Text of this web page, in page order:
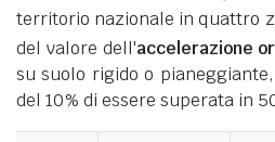
territorio nazionale in quattro
del valore dell'accelerazione
su suolo rigido o
del 10% di essere superata in